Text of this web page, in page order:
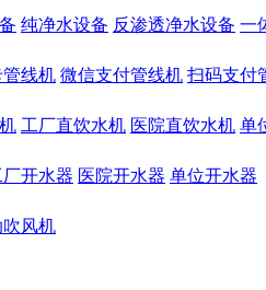
纯净水设备 反渗透净水设备 一
线机 微信支付管线机 扫码支付
工厂直饮水机 医院直饮水机 单
厂开水器 医院开水器 单位开水器
吹风机